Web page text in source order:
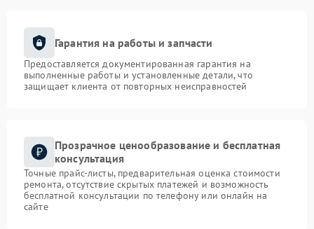
Гарантия на работы и запчасти
Предоставляется документированная гарантия на
выполненные работы и установленные детали, что
защищает клиента от повторных неисправностей
Прозрачное ценообразование и бесплатная
консультация
Точные прайс-листы, предварительная оценка стоимости
ремонта, отсутствие скрытых платежей и возможность
бесплатной консультации по телефону или онлайн на
сайте